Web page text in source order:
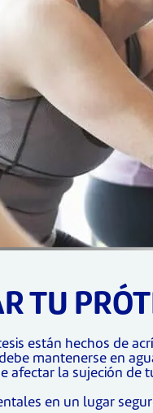
TU
están hechos de
mantenerse en
afectar la sujeción
en un lugar